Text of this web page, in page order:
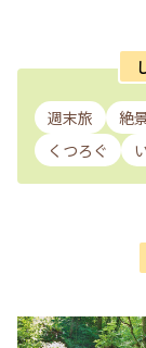
週末旅 絶
くつろぐ